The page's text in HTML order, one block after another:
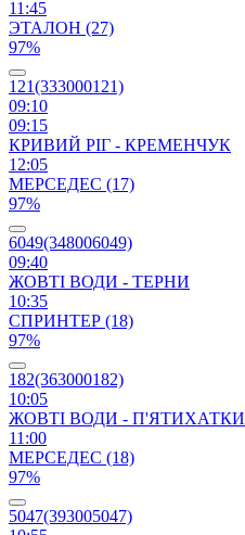
11:45
ЭТАЛОН (27)
97%
121(333000121)
09:10
09:15
КРИВИЙ РІГ - КРЕМЕНЧУК
12:05
МЕРСЕДЕС (17)
97%
6049(348006049)
09:40
ЖОВТІ ВОДИ - ТЕРНИ
10:35
СПРИНТЕР (18)
97%
182(363000182)
10:05
ЖОВТІ ВОДИ - П'ЯТИХАТКИ
11:00
МЕРСЕДЕС (18)
97%
5047(393005047)